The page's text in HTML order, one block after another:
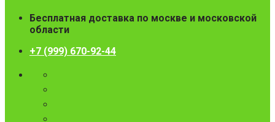
Бесплатная доставка по москве и московской
области
+7 (999) 670-92-44